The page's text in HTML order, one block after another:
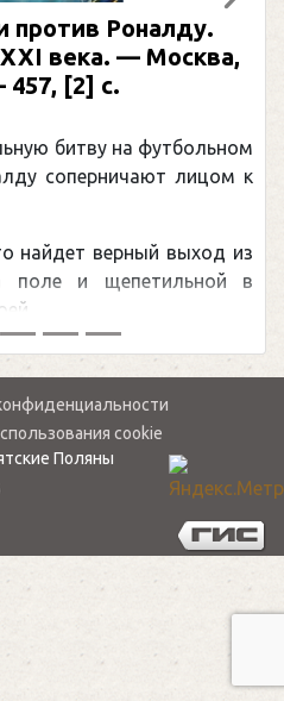
против Роналду.
века. — Москва,
457, [2] с.
битву на футбольном
соперничают лицом к
найдет верный выход из
поле и щепетильной в
...
cookie
Поляны